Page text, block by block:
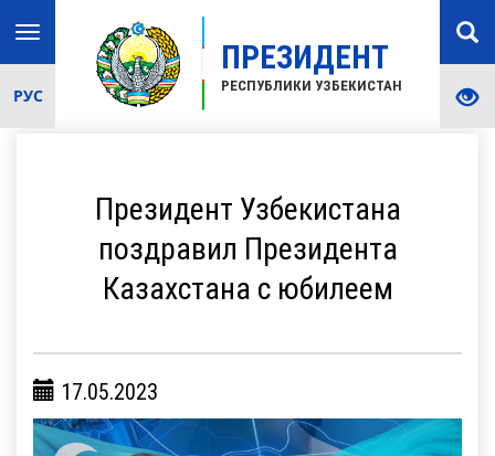
ПРЕЗИДЕНТ
РЕСПУБЛИКИ УЗБЕКИСТАН
Toggle
navigation
РУС
Президент Узбекистана
поздравил Президента
Казахстана с юбилеем
17.05.2023